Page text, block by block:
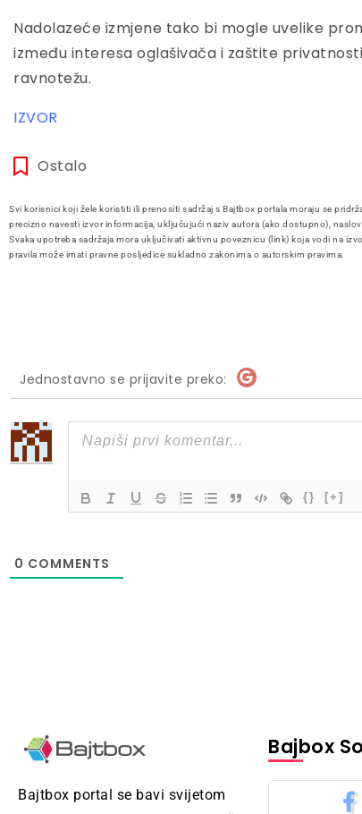
Nadolazeće izmjene tako bi mogle uvelike
između interesa oglašivača i zaštite
ravnotežu.
IZVOR
Ostalo
Svi korisnici koji žele koristiti ili prenositi sadržaj s Bajtbox portala moraju se
precizno navesti izvor informacija, uključujući naziv autora (ako dostupno),
Svaka upotreba sadržaja mora uključivati aktivnu poveznicu (link) koja vodi na
pravila može imati pravne posljedice sukladno zakonima o autorskim pravima.
Jednostavno se prijavite preko:
{} [+]
0 COMMENTS
Bajtbox portal se bavi svijetom
Bajbox